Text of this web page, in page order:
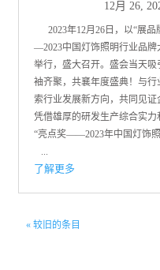
12月 26,
2023年12月26日，以“展品
—2023中国灯饰照明行业品牌
举行，盛大召开。盛会当天
袖齐聚，共襄年度盛典！与行
索行业发展新方向，共同见
凭借雄厚的研发生产综合实
“亮点奖——2023年中国灯饰
...
了解更多
« 较旧的条目